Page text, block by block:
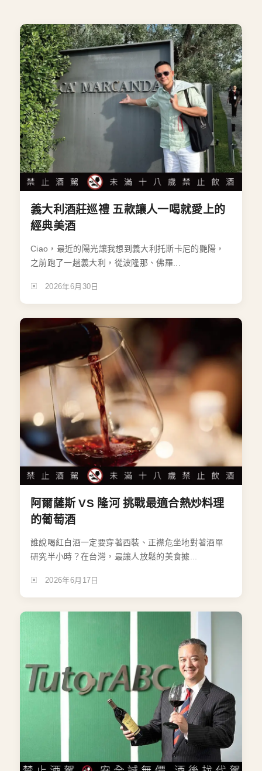
義大利酒莊巡禮 五款讓人一喝就愛上的
經典美酒
Ciao，最近的陽光讓我想到義大利托斯卡尼的艷陽，
之前跑了一趟義大利，從波隆那、佛羅...
2026年6月30日
阿爾薩斯 VS 隆河 挑戰最適合熱炒料理
的葡萄酒
誰說喝紅白酒一定要穿著西裝、正襟危坐地對著酒單
研究半小時？在台灣，最讓人放鬆的美食據...
2026年6月17日